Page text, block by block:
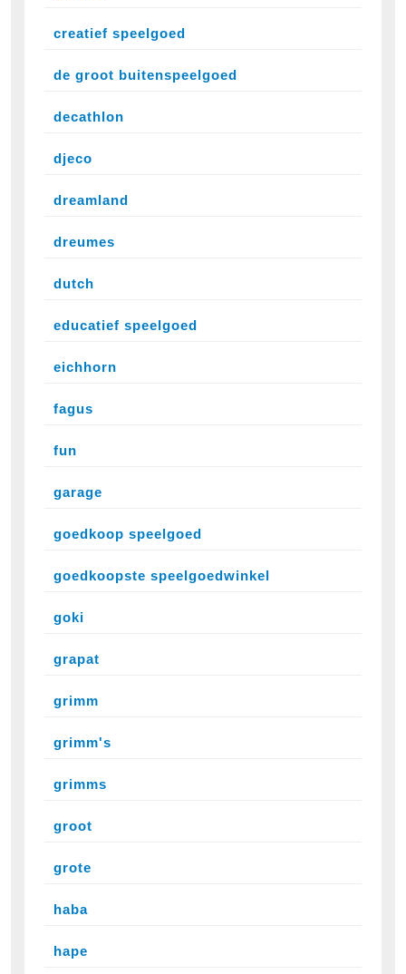
creatief speelgoed
de groot buitenspeelgoed
decathlon
djeco
dreamland
dreumes
dutch
educatief speelgoed
eichhorn
fagus
fun
garage
goedkoop speelgoed
goedkoopste speelgoedwinkel
goki
grapat
grimm
grimm's
grimms
groot
grote
haba
hape